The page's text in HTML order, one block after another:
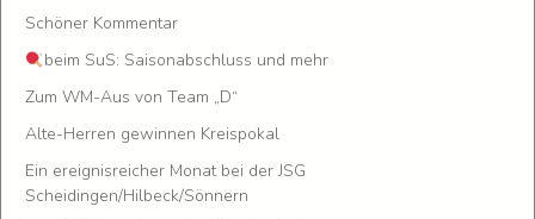
Schöner Kommentar
beim SuS: Saisonabschluss und mehr
Zum WM-Aus von Team „D“
Alte-Herren gewinnen Kreispokal
Ein ereignisreicher Monat bei der JSG
Scheidingen/Hilbeck/Sönnern